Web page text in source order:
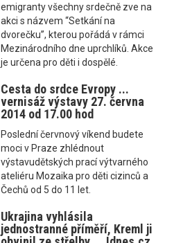
emigranty všechny srdečně zve na
akci s názvem “Setkání na
dvorečku”, kterou pořádá v rámci
Mezinárodního dne uprchlíků. Akce
je určena pro děti i dospělé.
Cesta do srdce Evropy ...
vernisáž výstavy 27. června
2014 od 17.00 hod
Poslední červnový víkend budete
moci v Praze zhlédnout
výstavudětských prací výtvarného
ateliéru Mozaika pro děti cizinců a
Čechů od 5 do 11 let.
Ukrajina vyhlásila
jednostranné příměří, Kreml ji